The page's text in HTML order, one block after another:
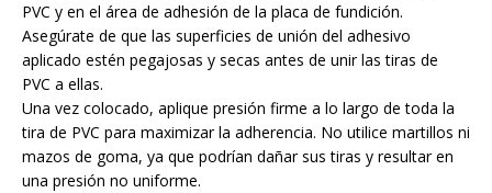
PVC y en el área de adhesión de la placa de fundición.
Asegúrate de que las superficies de unión del adhesivo
aplicado estén pegajosas y secas antes de unir las tiras de
PVC a ellas.
Una vez colocado, aplique presión firme a lo largo de toda la
tira de PVC para maximizar la adherencia. No utilice martillos ni
mazos de goma, ya que podrían dañar sus tiras y resultar en
una presión no uniforme.